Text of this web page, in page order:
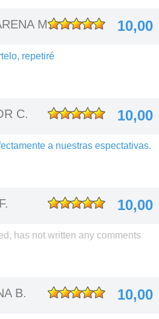
M. 10,00
repetiré
C. 10,00
a nuestras espectativas.
10,00
has not written any comments
B. 10,00